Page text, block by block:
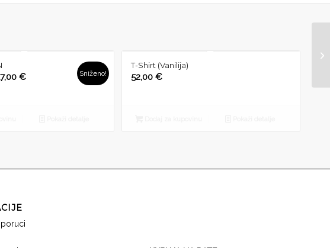
€Trenutna
Sniženo!
T-Shirt (Vanilija)
52,00€